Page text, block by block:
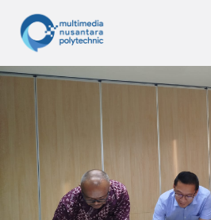
content